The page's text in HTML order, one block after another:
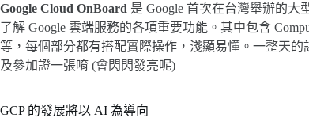
Google Cloud OnBoard 是 Google 首次在台灣舉辦的大
了解 Google 雲端服務的各項重要功能。其中包含
等，每個部分都有搭配實際操作，淺顯易懂。一整天的
及參加證一張唷 (會閃閃發亮呢)
GCP 的發展將以 AI 為導向